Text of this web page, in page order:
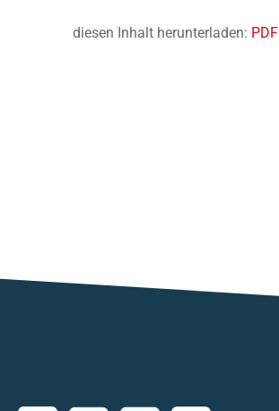
diesen Inhalt herunterladen: PDF